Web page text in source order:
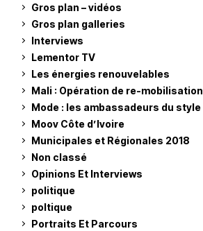
Gros plan – vidéos
Gros plan galleries
Interviews
Lementor TV
Les énergies renouvelables
Mali : Opération de re-mobilisation
Mode : les ambassadeurs du style
Moov Côte d’Ivoire
Municipales et Régionales 2018
Non classé
Opinions Et Interviews
politique
poltique
Portraits Et Parcours